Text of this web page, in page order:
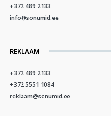
+372 489 2133
info@sonumid.ee
REKLAAM
+372 489 2133
+372 5551 1084
reklaam@sonumid.ee